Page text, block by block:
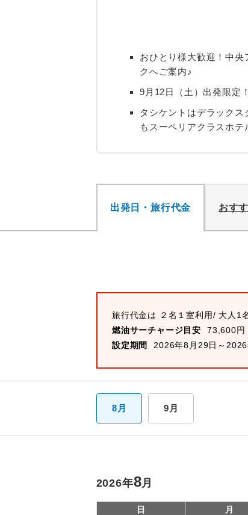
おひとり様大歓迎！中
クへご案内♪
9月12日（土）出発限定
タシケントはデラック
もスーペリアクラスホテ
出発日・旅行代金 おす
旅行代金は ２名１室利用/ 大人1
燃油サーチャージ目安
73,600円
設定期間
2026年8月29日～
8月 9月
2026年8月
日 月